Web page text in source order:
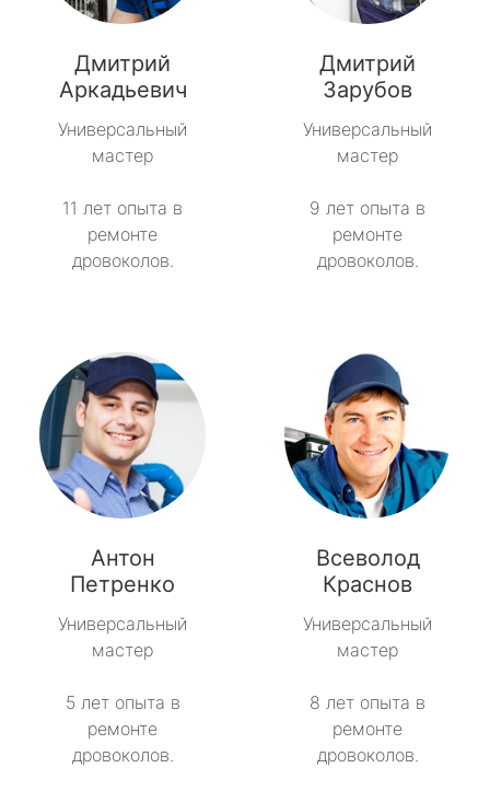
Дмитрий
Аркадьевич
Универсальный
мастер
11 лет опыта в
ремонте
дровоколов.
Дмитрий
Зарубов
Универсальный
мастер
9 лет опыта в
ремонте
дровоколов.
Антон
Петренко
Универсальный
мастер
5 лет опыта в
ремонте
дровоколов.
Всеволод
Краснов
Универсальный
мастер
8 лет опыта в
ремонте
дровоколов.